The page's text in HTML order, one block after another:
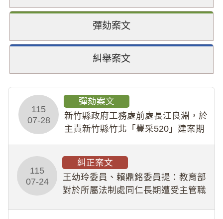
彈劾案文
糾舉案文
115
07-28
彈劾案文
新竹縣政府工務處前處長江良淵，於
主責新竹縣竹北「豐采520」建案期
幣1,483萬餘元，並長期收受建商餽
贈；復罔顧公共安全，圖利默許建商
於停工期間
115
07-24
糾正案文
王幼玲委員、賴鼎銘委員提：教育部
對於所屬法制處同仁長期遭受主管職